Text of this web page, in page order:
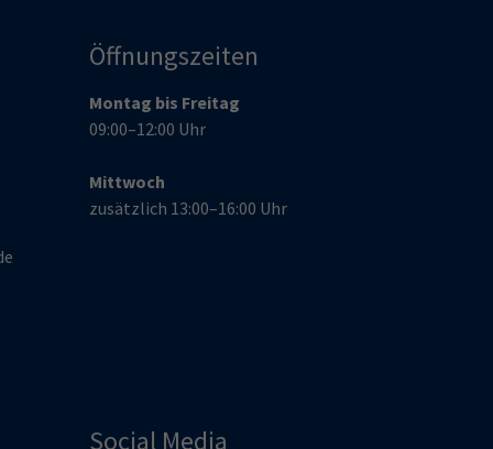
Öffnungszeiten
Montag bis Freitag
09:00–12:00 Uhr
Mittwoch
zusätzlich 13:00–16:00 Uhr
Social Media